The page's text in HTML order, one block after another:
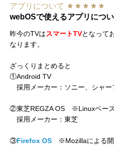
アプリについて
webOSで使えるアプリにつ
昨今のTVはスマートTVとなって
なります。
ざっくりまとめると
①Android TV
採用メーカー：ソニー、シャー
②東芝REGZA OS ※Linuxベー
採用メーカー：東芝
③Firefox OS ※Mozillaによる開